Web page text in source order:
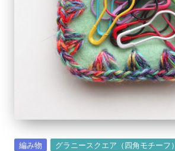
Posted
編み物 グラニースクエア（四角モチーフ）